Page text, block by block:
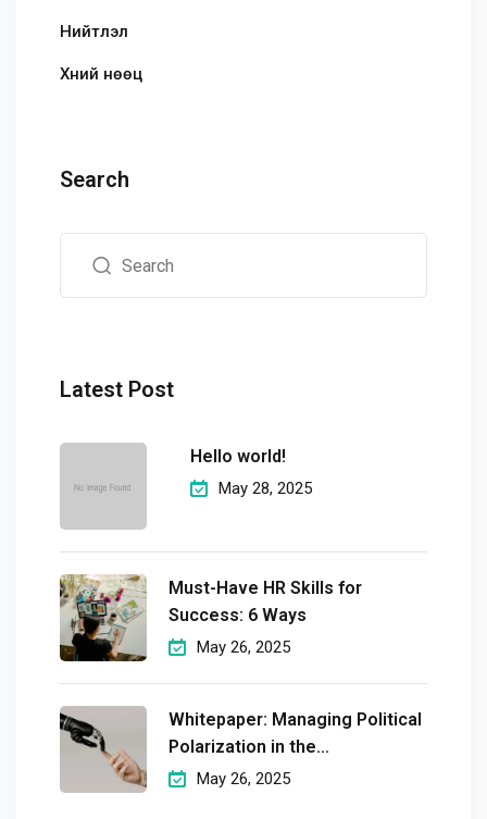
Нийтлэл
Хүний нөөц
Search
Latest Post
Hello world!
May 28, 2025
Must-Have HR Skills for
Success: 6 Ways
May 26, 2025
Whitepaper: Managing Political
Polarization in the
Workplaceмэргэшсэн
May 26, 2025